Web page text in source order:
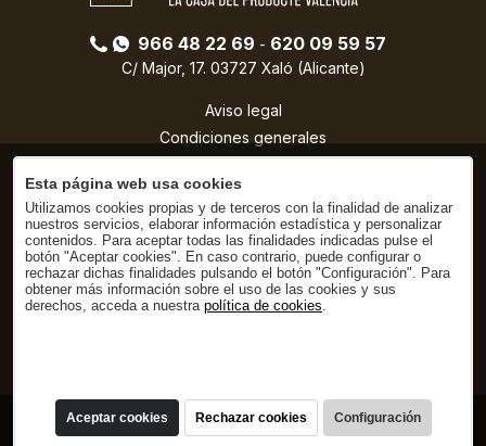
966 48 22 69 - 620 09 59 57
C/ Major, 17. 03727 Xaló (Alicante)
Aviso legal
Condiciones generales
Política de privacidad
Condiciones de compra
Política de cookies
Esta página web usa cookies
Utilizamos cookies propias y de terceros con la finalidad de analizar
nuestros servicios, elaborar información estadística y personalizar
contenidos. Para aceptar todas las finalidades indicadas pulse el
botón "Aceptar cookies". En caso contrario, puede configurar o
rechazar dichas finalidades pulsando el botón "Configuración". Para
obtener más información sobre el uso de las cookies y sus
derechos, acceda a nuestra política de cookies.
Aceptar cookies Rechazar cookies Configuración